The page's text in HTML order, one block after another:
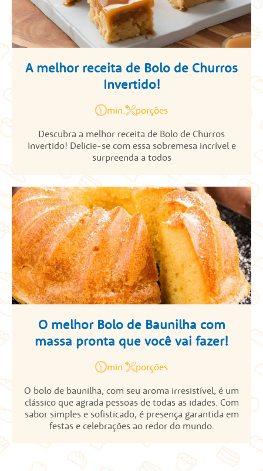
A melhor receita de Bolo de Churros
Invertido!
min.
porções
Descubra a melhor receita de Bolo de Churros
Invertido! Delicie-se com essa sobremesa incrível e
surpreenda a todos
O melhor Bolo de Baunilha com
massa pronta que você vai fazer!
min.
porções
O bolo de baunilha, com seu aroma irresistível, é um
clássico que agrada pessoas de todas as idades. Com
sabor simples e sofisticado, é presença garantida em
festas e celebrações ao redor do mundo.